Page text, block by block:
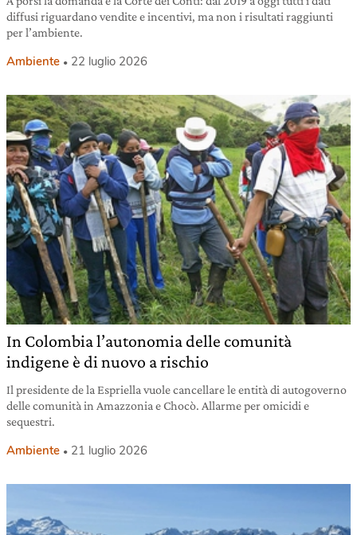
diffusi riguardano vendite e incentivi, ma non i risultati raggiunti
per l’ambiente.
Ambiente 22 luglio 2026
In Colombia l’autonomia delle comunità
indigene è di nuovo a rischio
Il presidente de la Espriella vuole cancellare le entità di autogoverno
delle comunità in Amazzonia e Chocò. Allarme per omicidi e
sequestri.
Ambiente 21 luglio 2026